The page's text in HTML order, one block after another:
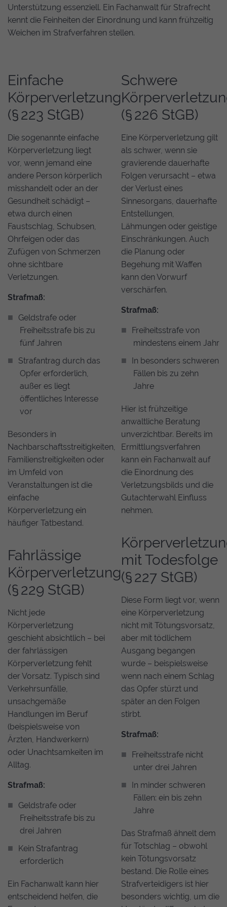
Unterstützung essenziell. Ein Fachanwalt für Strafrecht
kennt die Feinheiten der Einordnung und kann frühzeitig
Weichen im Strafverfahren stellen.
Einfache
Körperverletzung
(§ 223 StGB)
Die sogenannte einfache
Körperverletzung liegt
vor, wenn jemand eine
andere Person körperlich
misshandelt oder an der
Gesundheit schädigt –
etwa durch einen
Faustschlag, Schubsen,
Ohrfeigen oder das
Zufügen von Schmerzen
ohne sichtbare
Verletzungen.
Strafmaß:
Geldstrafe oder
Freiheitsstrafe bis zu
fünf Jahren
Strafantrag durch das
Opfer erforderlich,
außer es liegt
öffentliches Interesse
vor
Besonders in
Nachbarschaftsstreitigkeiten,
Familienstreitigkeiten oder
im Umfeld von
Veranstaltungen ist die
einfache
Körperverletzung ein
häufiger Tatbestand.
Fahrlässige
Körperverletzung
(§ 229 StGB)
Nicht jede
Körperverletzung
geschieht absichtlich – bei
der fahrlässigen
Körperverletzung fehlt
der Vorsatz. Typisch sind
Verkehrsunfälle,
unsachgemäße
Handlungen im Beruf
(beispielsweise von
Ärzten, Handwerkern)
oder Unachtsamkeiten im
Alltag.
Strafmaß:
Geldstrafe oder
Freiheitsstrafe bis zu
drei Jahren
Kein Strafantrag
erforderlich
Ein Fachanwalt kann hier
entscheidend helfen, die
Schwere
(§ 226 StGB)
Eine Körperverletzung gilt
als schwer, wenn sie
gravierende dauerhafte
Folgen verursacht – etwa
der Verlust eines
Sinnesorgans, dauerhafte
Entstellungen,
Lähmungen oder geistige
Einschränkungen. Auch
die Planung oder
Begehung mit Waffen
kann den Vorwurf
verschärfen.
Strafmaß:
Freiheitsstrafe von
mindestens einem Jahr
In besonders schweren
Fällen bis zu zehn
Jahre
Hier ist frühzeitige
anwaltliche Beratung
unverzichtbar. Bereits im
Ermittlungsverfahren
kann ein Fachanwalt auf
die Einordnung des
Verletzungsbilds und die
Gutachterwahl Einfluss
nehmen.
mit Todesfolge
(§ 227 StGB)
Diese Form liegt vor, wenn
eine Körperverletzung
nicht mit Tötungsvorsatz,
aber mit tödlichem
Ausgang begangen
wurde – beispielsweise
wenn nach einem Schlag
das Opfer stürzt und
später an den Folgen
stirbt.
Strafmaß:
Freiheitsstrafe nicht
unter drei Jahren
In minder schweren
Fällen: ein bis zehn
Jahre
Das Strafmaß ähnelt dem
für Totschlag – obwohl
kein Tötungsvorsatz
bestand. Die Rolle eines
Strafverteidigers ist hier
besonders wichtig, um die